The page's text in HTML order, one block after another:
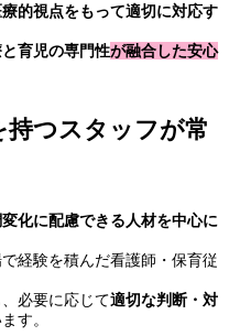
療的視点をもって適切に対応す
と育児の専門性が融合した安心
持つスタッフが常
化に配慮できる人材を中心に
経験を積んだ看護師・保育従
必要に応じて適切な判断・対
す。